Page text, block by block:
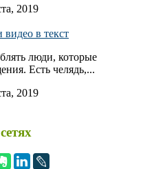
2019
видео в текст
люди, которые
Есть челядь,...
2019